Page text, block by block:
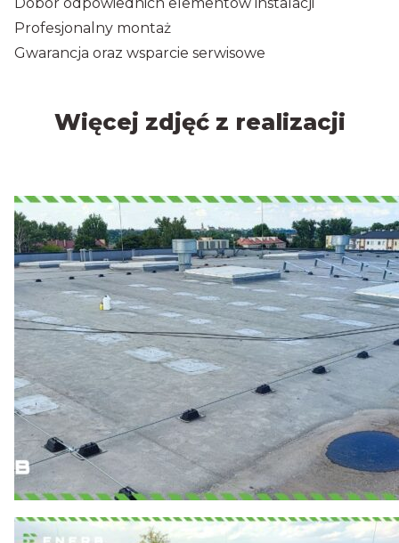
Profesjonalny montaż
Gwarancja oraz wsparcie serwisowe
Więcej zdjęć z realizacji